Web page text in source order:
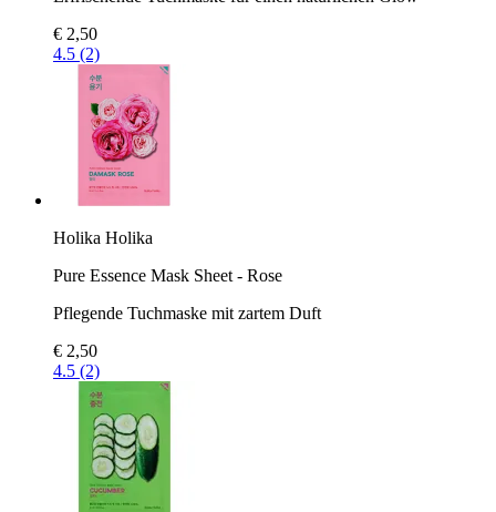
€ 2,50
4.5 (2)
Holika Holika
Pure Essence Mask Sheet - Rose
Pflegende Tuchmaske mit zartem Duft
€ 2,50
4.5 (2)